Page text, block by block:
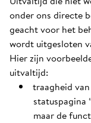
onder ons directe
geacht voor het
wordt uitgesloten
Hier zijn
uitvaltijd:
traagheid
statuspagina
maar de